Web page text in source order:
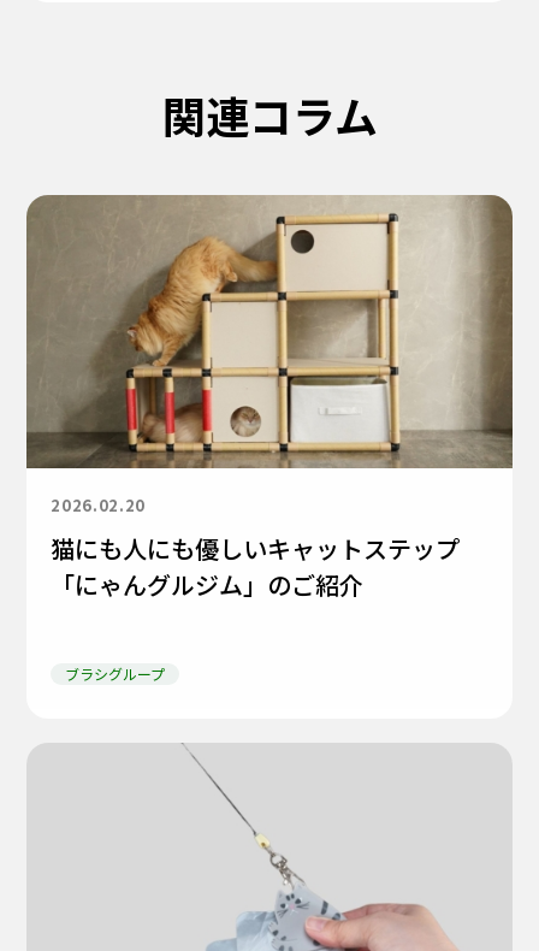
関連コラム
2026.02.20
猫にも人にも優しいキャットステップ
「にゃんグルジム」のご紹介
ブラシグループ